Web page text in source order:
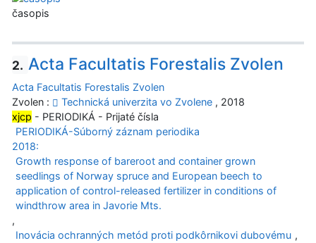
časopis
2. Acta Facultatis Forestalis Zvolen
Acta Facultatis Forestalis Zvolen
Zvolen :
Technická univerzita vo Zvolene , 2018
xjcp - PERIODIKÁ - Prijaté čísla
PERIODIKÁ-Súborný záznam periodika
2018:
Growth response of bareroot and container grown
seedlings of Norway spruce and European beech to
application of control-released fertilizer in conditions of
windthrow area in Javorie Mts.
,
Inovácia ochranných metód proti podkôrnikovi dubovému ,